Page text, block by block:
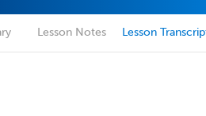
Lesson Notes Lesson